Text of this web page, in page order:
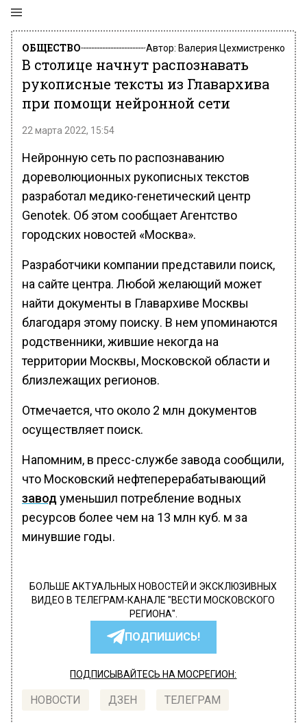
ОБЩЕСТВО Автор: Валерия Цехмистренко
В столице начнут распознавать
рукописные тексты из Главархива
при помощи нейронной сети
22 марта 2022, 15:54
Нейронную сеть по распознаванию
дореволюционных рукописных текстов
разработал медико-генетический центр
Genotek. Об этом сообщает Агентство
городских новостей «Москва».
Разработчики компании представили поиск,
на сайте центра. Любой желающий может
найти документы в Главархиве Москвы
благодаря этому поиску. В нем упоминаются
родственники, жившие некогда на
территории Москвы, Московской области и
близлежащих регионов.
Отмечается, что около 2 млн документов
осуществляет поиск.
Напомним, в пресс-службе завода сообщили,
что Московский нефтеперерабатывающий
завод уменьшил потребление водных
ресурсов более чем на 13 млн куб. м за
минувшие годы.
БОЛЬШЕ АКТУАЛЬНЫХ НОВОСТЕЙ И ЭКСКЛЮЗИВНЫХ
ВИДЕО В ТЕЛЕГРАМ-КАНАЛЕ "ВЕСТИ МОСКОВСКОГО
РЕГИОНА".
ПОДПИШИСЬ!
ПОДПИСЫВАЙТЕСЬ НА МОСРЕГИОН:
НОВОСТИ ДЗЕН ТЕЛЕГРАМ